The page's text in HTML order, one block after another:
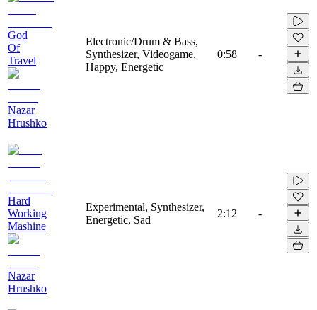
God
Of
Travel
Nazar
Hrushko
Electronic/Drum & Bass,
Synthesizer, Videogame,
Happy, Energetic
0:58 -
Hard
Working
Mashine
Nazar
Hrushko
Experimental, Synthesizer,
Energetic, Sad
2:12 -